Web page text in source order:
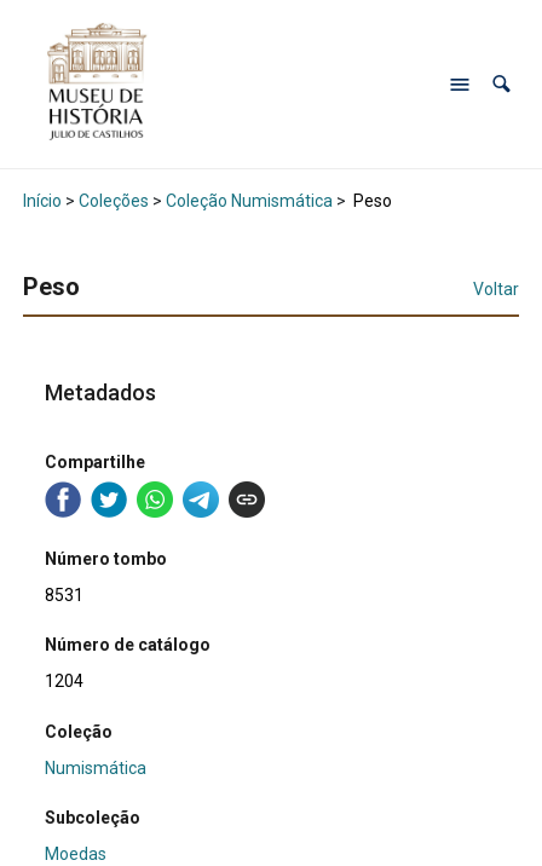
Início > Coleções > Coleção Numismática > Peso
Peso Voltar
Metadados
Compartilhe
Número tombo
8531
Número de catálogo
1204
Coleção
Numismática
Subcoleção
Moedas